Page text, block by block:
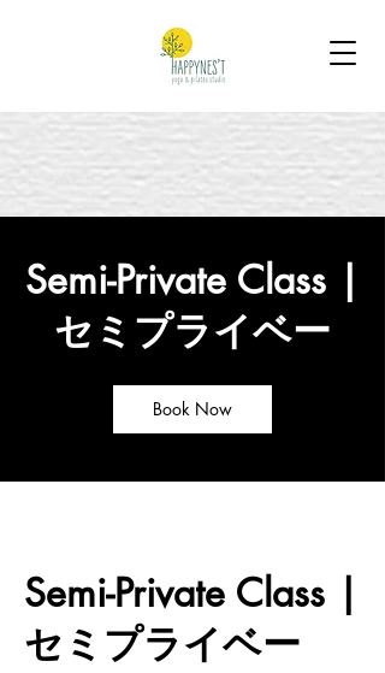
Semi-Private Class |
セミプライベー
Book Now
Semi-Private Class |
セミプライベー